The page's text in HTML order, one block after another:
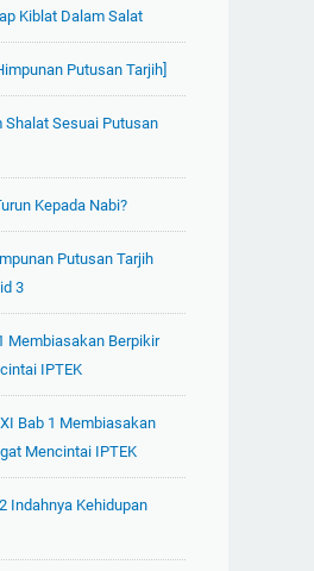
Kiblat Dalam Salat
Putusan Tarjih]
Sesuai Putusan
Kepada Nabi?
Putusan Tarjih
3
Membiasakan Berpikir
IPTEK
Bab 1 Membiasakan
Mencintai IPTEK
Indahnya Kehidupan